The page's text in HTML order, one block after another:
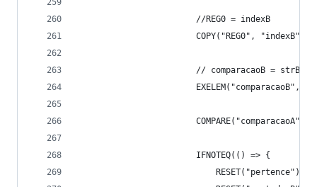
                        //REG0 = indexB
                        COPY("REG0", "indexB");
// comparacaoB =
EXELEM("comparacaoB",
COMPARE("comparacaoA",
                        IFNOTEQ(() => {
                            RESET("pertence");